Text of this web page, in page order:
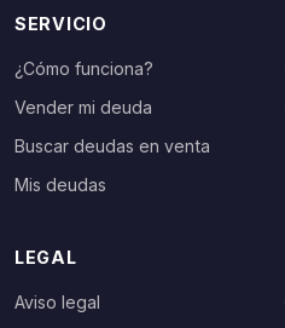
SERVICIO
¿Cómo funciona?
Vender mi deuda
Buscar deudas en venta
Mis deudas
LEGAL
Aviso legal